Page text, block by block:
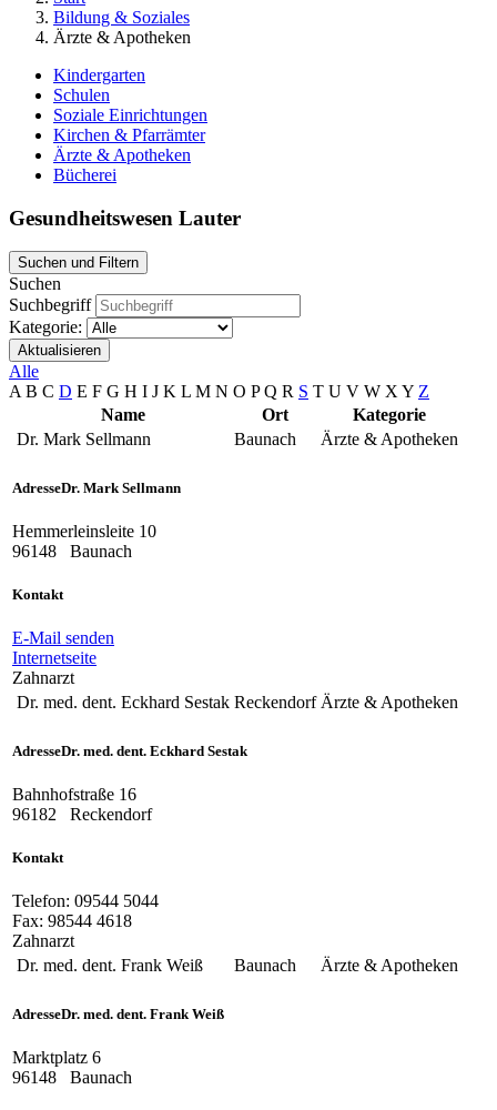
Bildung & Soziales
Ärzte & Apotheken
Kindergarten
Schulen
Soziale Einrichtungen
Kirchen & Pfarrämter
Ärzte & Apotheken
Bücherei
Gesundheitswesen Lauter
Suchen und Filtern
Suchen
Suchbegriff
Kategorie:
Aktualisieren
Alle
A B C D E F G H I J K L M N O P Q R S T U V W XY Z
Name
Ort
Kategorie
Dr. Mark Sellmann
Baunach Ärzte & Apotheken
AdresseDr. Mark Sellmann
Hemmerleinsleite 10
96148
Baunach
Kontakt
E-Mail senden
Internetseite
Zahnarzt
Dr. med. dent. Eckhard Sestak Reckendorf Ärzte & Apotheken
AdresseDr. med. dent. Eckhard Sestak
Bahnhofstraße 16
96182
Reckendorf
Kontakt
Telefon: 09544 5044
Fax: 98544 4618
Zahnarzt
Dr. med. dent. Frank Weiß
Baunach Ärzte & Apotheken
AdresseDr. med. dent. Frank Weiß
Marktplatz 6
96148
Baunach